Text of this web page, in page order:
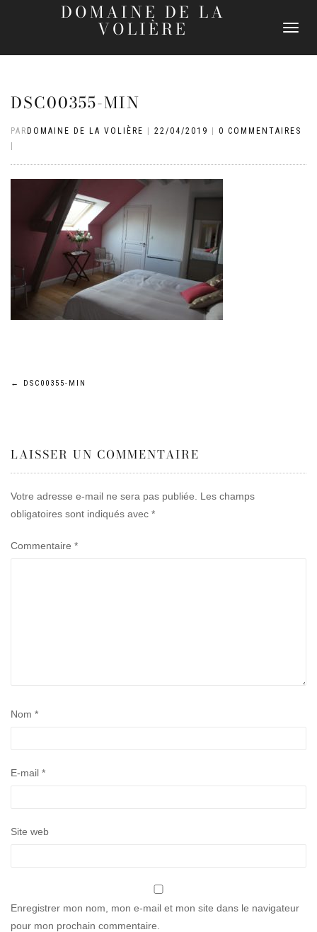
DOMAINE DE LA
VOLIÈRE
DÉPLIER
DSC00355-MIN
PAR DOMAINE DE LA VOLIÈRE 22/04/2019
0 COMMENTAIRES
Navigation
l’article
← DSC00355-MIN
LAISSER UN COMMENTAIRE
Votre adresse e-mail ne sera pas publiée.
Les champs
obligatoires sont indiqués avec *
Commentaire *
Nom *
E-mail *
Site web
Enregistrer mon nom, mon e-mail et mon site dans le navigateur
pour mon prochain commentaire.